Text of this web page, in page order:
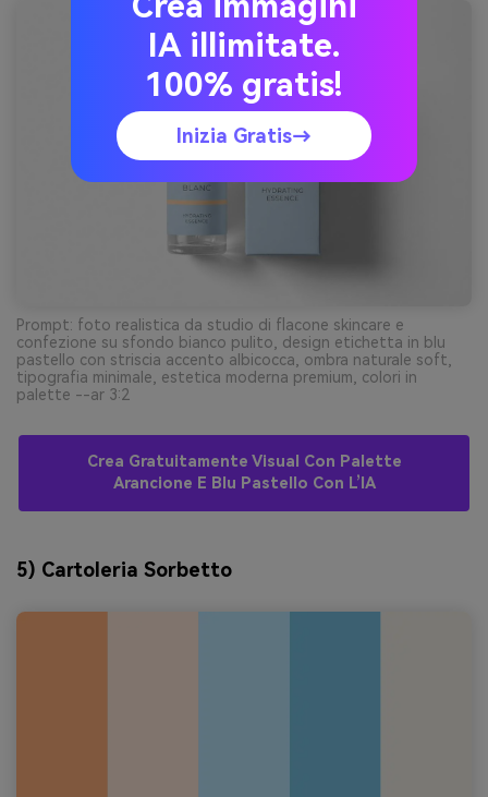
Prompt: foto realistica da studio di flacone skincare e
confezione su sfondo bianco pulito, design etichetta in blu
pastello con striscia accento albicocca, ombra naturale soft,
tipografia minimale, estetica moderna premium, colori in
palette --ar 3:2
Crea Gratuitamente Visual Con Palette
Arancione E Blu Pastello Con L’IA
5) Cartoleria Sorbetto
IA illimitate.
100% gratis!
Inizia Gratis→